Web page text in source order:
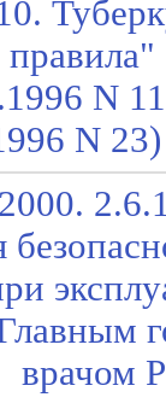
N
N
врачом